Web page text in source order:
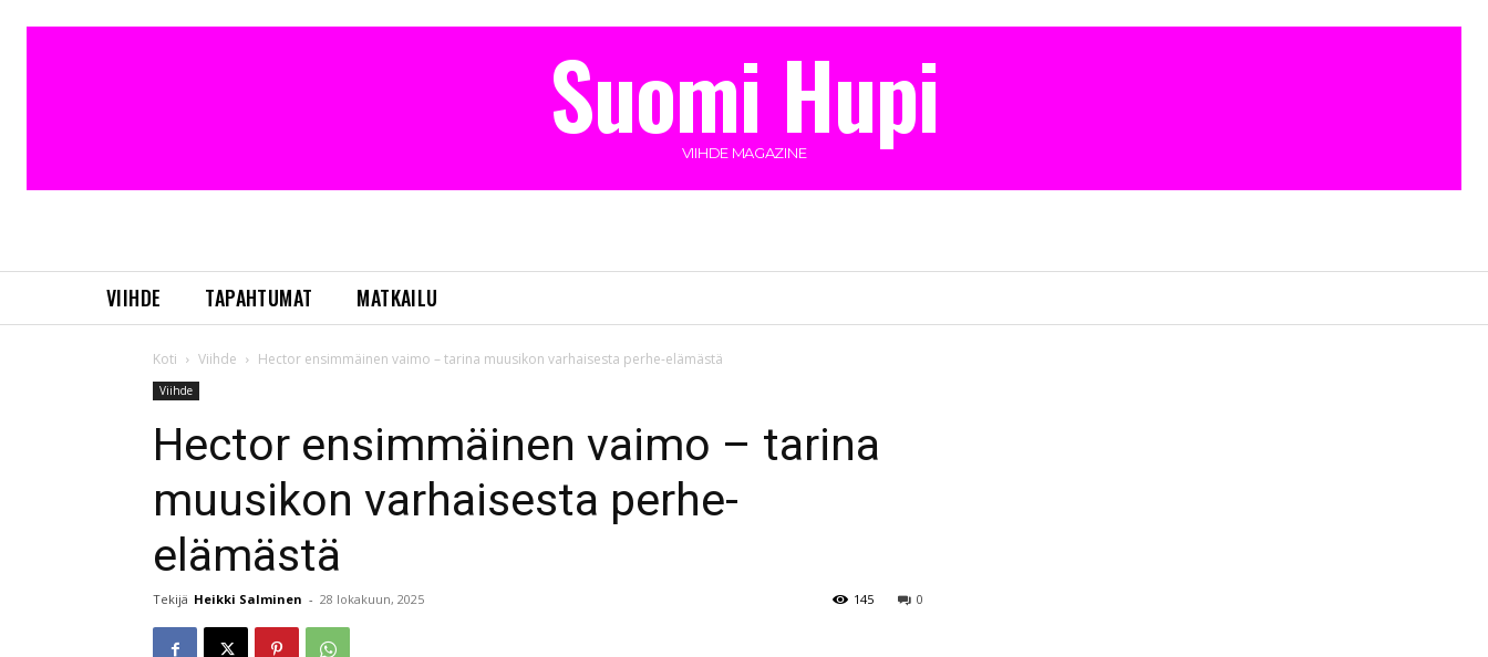
Suomi Hupi
VIIHDE MAGAZINE
VIIHDE TAPAHTUMAT MATKAILU
Koti Viihde Hector ensimmäinen vaimo – tarina muusikon varhaisesta perhe-elämästä
Viihde
Hector ensimmäinen vaimo – tarina
muusikon varhaisesta perhe-
elämästä
Tekijä Heikki Salminen - 28 lokakuun, 2025 0
145